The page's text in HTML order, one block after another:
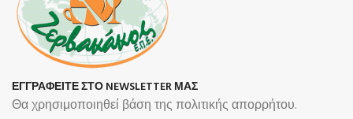
ΕΓΓΡΑΦΕΙΤΕ ΣΤΟ NEWSLETTER ΜΑΣ
Θα χρησιμοποιηθεί βάση της πολιτικής απορρήτου.